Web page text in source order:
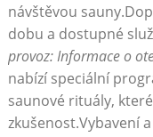
návštěvou
dobu a dostupné
provoz: Informace o
nabízí speciální
saunové rituály,
zkušenost.Vybavení